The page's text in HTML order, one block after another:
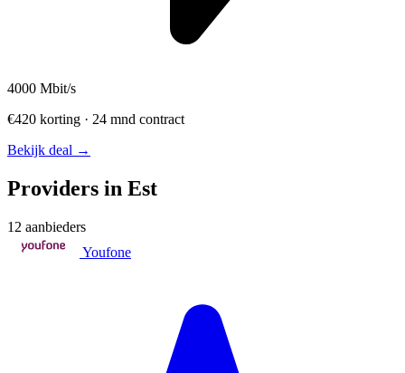
4000 Mbit/s
€420 korting · 24 mnd contract
Bekijk deal →
Providers in Est
12 aanbieders
Youfone